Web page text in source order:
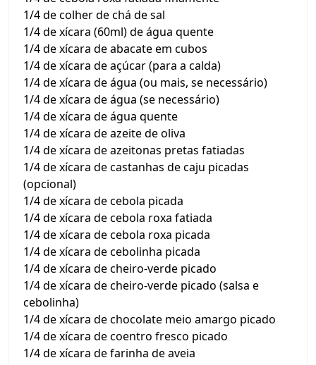
1/4 de colher de chá de sal
1/4 de xícara (60ml) de água quente
1/4 de xícara de abacate em cubos
1/4 de xícara de açúcar (para a calda)
1/4 de xícara de água (ou mais, se necessário)
1/4 de xícara de água (se necessário)
1/4 de xícara de água quente
1/4 de xícara de azeite de oliva
1/4 de xícara de azeitonas pretas fatiadas
1/4 de xícara de castanhas de caju picadas
(opcional)
1/4 de xícara de cebola picada
1/4 de xícara de cebola roxa fatiada
1/4 de xícara de cebola roxa picada
1/4 de xícara de cebolinha picada
1/4 de xícara de cheiro-verde picado
1/4 de xícara de cheiro-verde picado (salsa e
cebolinha)
1/4 de xícara de chocolate meio amargo picado
1/4 de xícara de coentro fresco picado
1/4 de xícara de farinha de aveia